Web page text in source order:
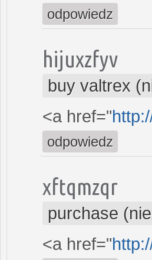
odpowiedz
hijuxzfyv
buy valtrex
<a href="
odpowiedz
xftqmzqr
purchase
<a href="